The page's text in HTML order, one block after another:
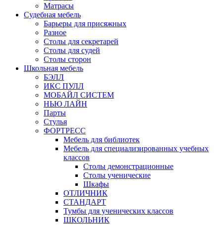
Матрасы
Судебная мебель
Барьеры для присяжных
Разное
Столы для секретарей
Столы для судей
Столы сторон
Школьная мебель
БЭЛЛ
ИКС ПУЛЛ
МОБАЙЛ СИСТЕМ
НЬЮ ЛАЙН
Парты
Стулья
ФОРТРЕСС
Мебель для библиотек
Мебель для специализированных учебных
классов
Столы демонстрационные
Столы ученические
Шкафы
ОТЛИЧНИК
СТАНДАРТ
Тумбы для ученических классов
ШКОЛЬНИК